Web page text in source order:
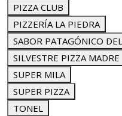
PIZZA CLUB
PIZZERÍA LA PIEDRA
SABOR PATAGÓNICO
SILVESTRE PIZZA MADRE
SUPER MILA
SUPER PIZZA
TONEL